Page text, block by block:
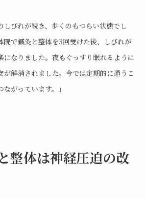
しびれが続き、歩くのもつらい状態でし
院で鍼灸と整体を3回受けた後、しびれが
になりました。夜もぐっすり眠れるように
が解消されました。今では定期的に通うこ
がっています。」
整体は神経圧迫の改